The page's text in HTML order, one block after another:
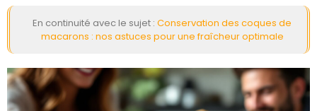
En continuité avec le sujet : Conservation des coques de
macarons : nos astuces pour une fraîcheur optimale